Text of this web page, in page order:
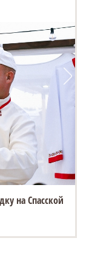
на Спасской
интеллект